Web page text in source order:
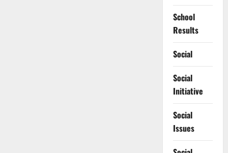
School
Results
Social
Social
Initiative
Social
Issues